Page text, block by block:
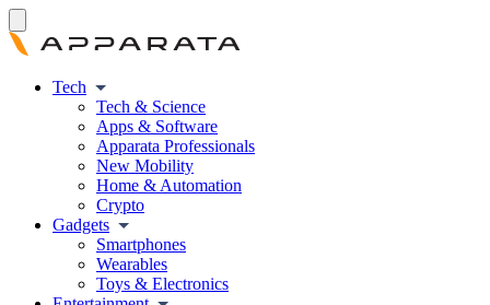
Tech
Tech & Science
Apps & Software
Apparata Professionals
New Mobility
Home & Automation
Crypto
Gadgets
Smartphones
Wearables
Toys & Electronics